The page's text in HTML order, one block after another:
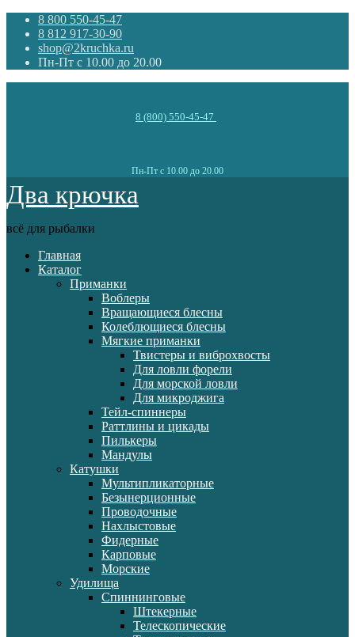
8 800 550-45-47
8 812 917-30-90
shop@2kruchka.ru
Пн-Пт с 10.00 до 20.00
8 (800) 550-45-47
Пн-Пт с 10.00 до 20.00
Два крючка
всё для рыбалки
Главная
Каталог
Приманки
Воблеры
Вращающиеся блесны
Колеблющиеся блесны
Мягкие приманки
Твистеры и виброхвосты
Для ловли форели
Для морской ловли
Для микроджига
Тейл-спиннеры
Раттлины и цикады
Пилькеры
Мандулы
Катушки
Мультипликаторные
Безынерционные
Проводочные
Нахлыстовые
Фидерные
Карповые
Морские
Удилища
Спиннинговые
Штекерные
Телескопические